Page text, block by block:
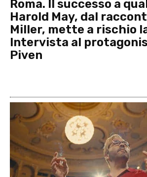
Roma. Il successo a
Harold May, dal
Miller, mette a rischio
Intervista al
Piven